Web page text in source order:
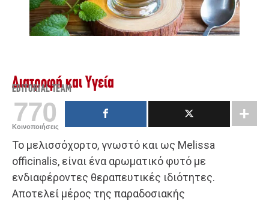
Διατροφή και Υγεία
EDITORIAL TEAM
770
Κοινοποιήσεις
Το μελισσόχορτο, γνωστό και ως Melissa
officinalis, είναι ένα αρωματικό φυτό με
ενδιαφέροντες θεραπευτικές ιδιότητες.
Αποτελεί μέρος της παραδοσιακής